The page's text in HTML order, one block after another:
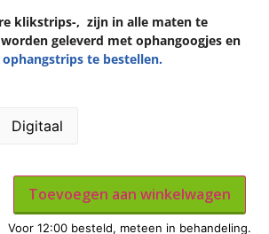
klikstrips-, zijn in alle maten te
geleverd met ophangoogjes en
te bestellen.
Digitaal
Toevoegen aan winkelwagen